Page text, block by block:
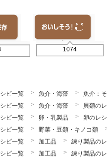
1074
ピ一覧 魚介・海藻
魚介：
ピ一覧 魚介・海藻
貝類の
ピ一覧 卵・乳製品
卵のレ
ピ一覧
野菜・豆類・キノコ類
ピ一覧 加工品
練り製品の
ピ一覧 加工品 練り製品の